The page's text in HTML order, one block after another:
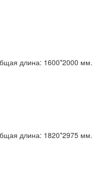
длина: 1600*2000 мм.
длина: 1820*2975 мм.